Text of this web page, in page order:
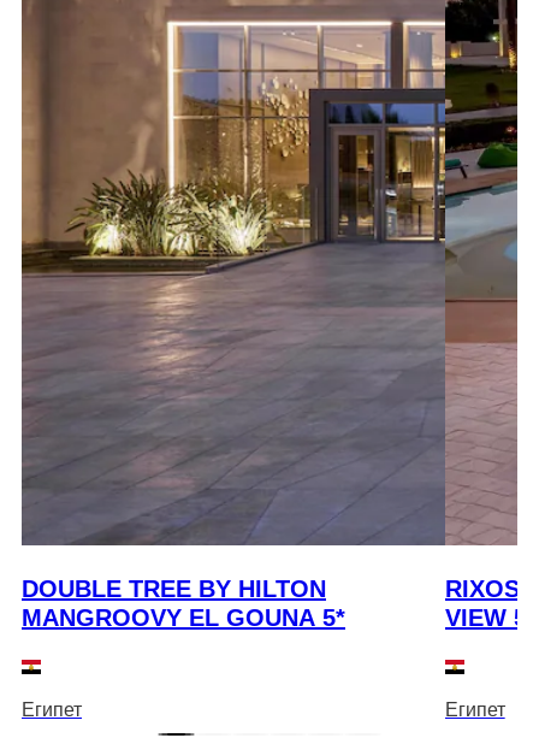
DOUBLE TREE BY HILTON
MANGROOVY EL GOUNA 5*
Египет
RIXOS
VIEW 5*
Египет